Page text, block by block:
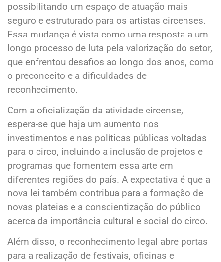
possibilitando um espaço de atuação mais
seguro e estruturado para os artistas circenses.
Essa mudança é vista como uma resposta a um
longo processo de luta pela valorização do setor,
que enfrentou desafios ao longo dos anos, como
o preconceito e a dificuldades de
reconhecimento.
Com a oficialização da atividade circense,
espera-se que haja um aumento nos
investimentos e nas políticas públicas voltadas
para o circo, incluindo a inclusão de projetos e
programas que fomentem essa arte em
diferentes regiões do país. A expectativa é que a
nova lei também contribua para a formação de
novas plateias e a conscientização do público
acerca da importância cultural e social do circo.
Além disso, o reconhecimento legal abre portas
para a realização de festivais, oficinas e